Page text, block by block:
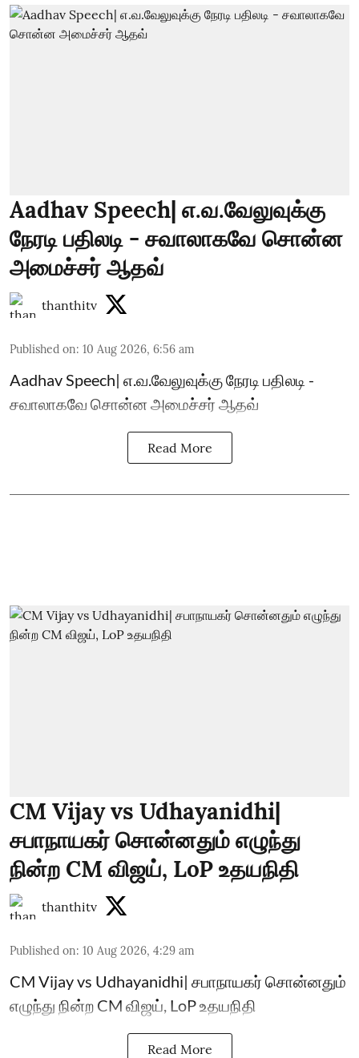
Aadhav Speech| எ.வ.வேலுவுக்கு
நேரடி பதிலடி - சவாலாகவே சொன்ன
அமைச்சர் ஆதவ்
thanthitv
Published on: 10 Aug 2026, 6:56 am
Aadhav Speech| எ.வ.வேலுவுக்கு நேரடி பதிலடி -
சவாலாகவே சொன்ன அமைச்சர் ஆதவ்
Read More
CM Vijay vs Udhayanidhi|
சபாநாயகர் சொன்னதும் எழுந்து
நின்ற CM விஜய், LoP உதயநிதி
thanthitv
Published on: 10 Aug 2026, 4:29 am
CM Vijay vs Udhayanidhi| சபாநாயகர் சொன்னதும்
எழுந்து நின்ற CM விஜய், LoP உதயநிதி
Read More